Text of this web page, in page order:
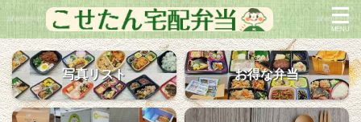
写真リスト お得な弁当